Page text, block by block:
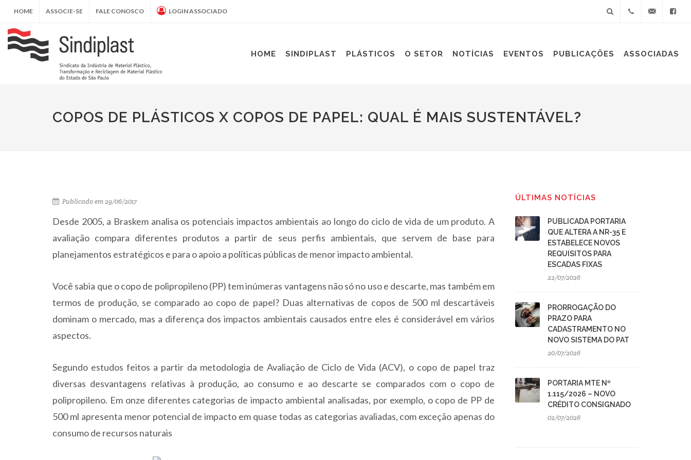
HOME ASSOCIE-SE FALE CONOSCO LOGIN ASSOCIADO
3060-
HOME SINDIPLAST PLÁSTICOS O SETOR NOTÍCIAS EVENTOS PUBLICAÇÕES ASSOCIADAS
COPOS DE PLÁSTICOS X COPOS DE PAPEL: QUAL É MAIS SUSTENTÁVEL?
Publicado em 29/06/2017
Desde 2005, a Braskem analisa os potenciais impactos ambientais ao longo do ciclo de vida de um produto. A
avaliação compara diferentes produtos a partir de seus perfis ambientais, que servem de base para
planejamentos estratégicos e para o apoio a políticas públicas de menor impacto ambiental.
Você sabia que o copo de polipropileno (PP) tem inúmeras vantagens não só no uso e descarte, mas também em
termos de produção, se comparado ao copo de papel? Duas alternativas de copos de 500 ml descartáveis
dominam o mercado, mas a diferença dos impactos ambientais causados entre eles é considerável em vários
aspectos.
Segundo estudos feitos a partir da metodologia de Avaliação de Ciclo de Vida (ACV), o copo de papel traz
diversas desvantagens relativas à produção, ao consumo e ao descarte se comparados com o copo de
polipropileno. Em onze diferentes categorias de impacto ambiental analisadas, por exemplo, o copo de PP de
500 ml apresenta menor potencial de impacto em quase todas as categorias avaliadas, com exceção apenas do
consumo de recursos naturais
ÚLTIMAS NOTÍCIAS
PUBLICADA PORTARIA
QUE ALTERA A NR-35 E
ESTABELECE NOVOS
REQUISITOS PARA
ESCADAS FIXAS
22/07/2026
PRORROGAÇÃO DO
PRAZO PARA
CADASTRAMENTO NO
NOVO SISTEMA DO PAT
20/07/2026
PORTARIA MTE Nº
1.115/2026 – NOVO
CRÉDITO CONSIGNADO
02/07/2026